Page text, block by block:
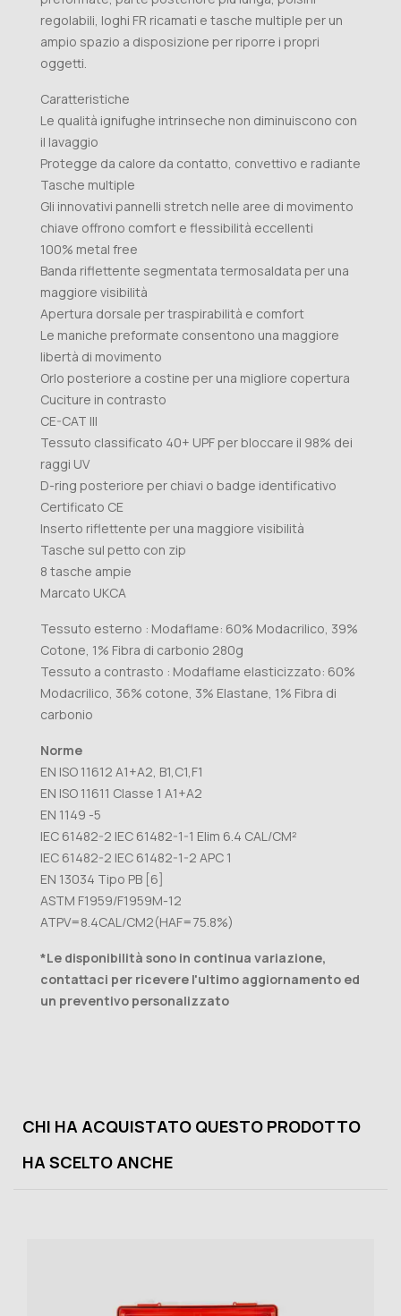
regolabili, loghi FR ricamati e tasche multiple per un
ampio spazio a disposizione per riporre i propri
oggetti.
Caratteristiche
Le qualità ignifughe intrinseche non diminuiscono con
il lavaggio
Protegge da calore da contatto, convettivo e radiante
Tasche multiple
Gli innovativi pannelli stretch nelle aree di movimento
chiave offrono comfort e flessibilità eccellenti
100% metal free
Banda riflettente segmentata termosaldata per una
maggiore visibilità
Apertura dorsale per traspirabilità e comfort
Le maniche preformate consentono una maggiore
libertà di movimento
Orlo posteriore a costine per una migliore copertura
Cuciture in contrasto
CE-CAT III
Tessuto classificato 40+ UPF per bloccare il 98% dei
raggi UV
D-ring posteriore per chiavi o badge identificativo
Certificato CE
Inserto riflettente per una maggiore visibilità
Tasche sul petto con zip
8 tasche ampie
Marcato UKCA
Tessuto esterno : Modaflame: 60% Modacrilico, 39%
Cotone, 1% Fibra di carbonio 280g
Tessuto a contrasto : Modaflame elasticizzato: 60%
Modacrilico, 36% cotone, 3% Elastane, 1% Fibra di
carbonio
Norme
EN ISO 11612 A1+A2, B1,C1,F1
EN ISO 11611 Classe 1 A1+A2
EN 1149 -5
IEC 61482-2 IEC 61482-1-1 Elim 6.4 CAL/CM²
IEC 61482-2 IEC 61482-1-2 APC 1
EN 13034 Tipo PB [6]
ASTM F1959/F1959M-12
ATPV=8.4CAL/CM2(HAF=75.8%)
*Le disponibilità sono in continua variazione,
contattaci per ricevere l'ultimo aggiornamento ed
un preventivo personalizzato
CHI HA ACQUISTATO QUESTO PRODOTTO
HA SCELTO ANCHE